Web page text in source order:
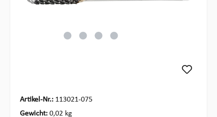
Artikel-Nr.: 113021-075
Gewicht: 0,02 kg